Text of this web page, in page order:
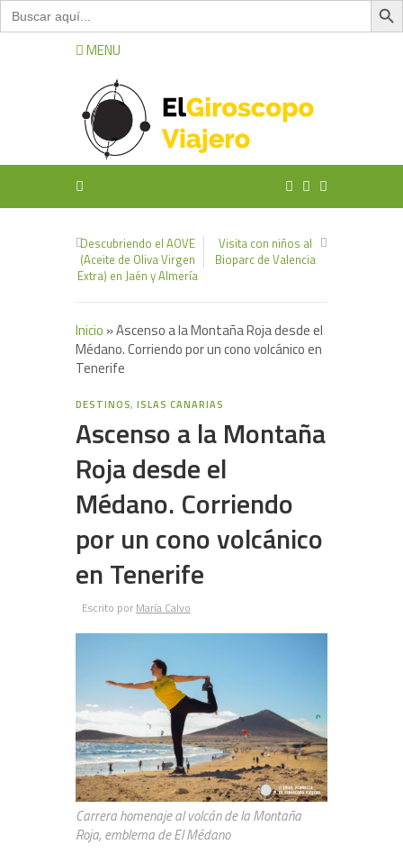
Buscar:
MENU
Descubriendo el AOVE
(Aceite de Oliva Virgen
Extra) en Jaén y Almería
Visita con niños al
Bioparc de Valencia
Inicio »Ascenso a la Montaña Roja desde el
Médano. Corriendo por un cono volcánico en
Tenerife
DESTINOS,ISLAS CANARIAS
Ascenso a la Montaña
Roja desde el
Médano. Corriendo
por un cono volcánico
en Tenerife
Escrito por María Calvo
Carrera homenaje al volcán de la Montaña
Roja, emblema de El Médano